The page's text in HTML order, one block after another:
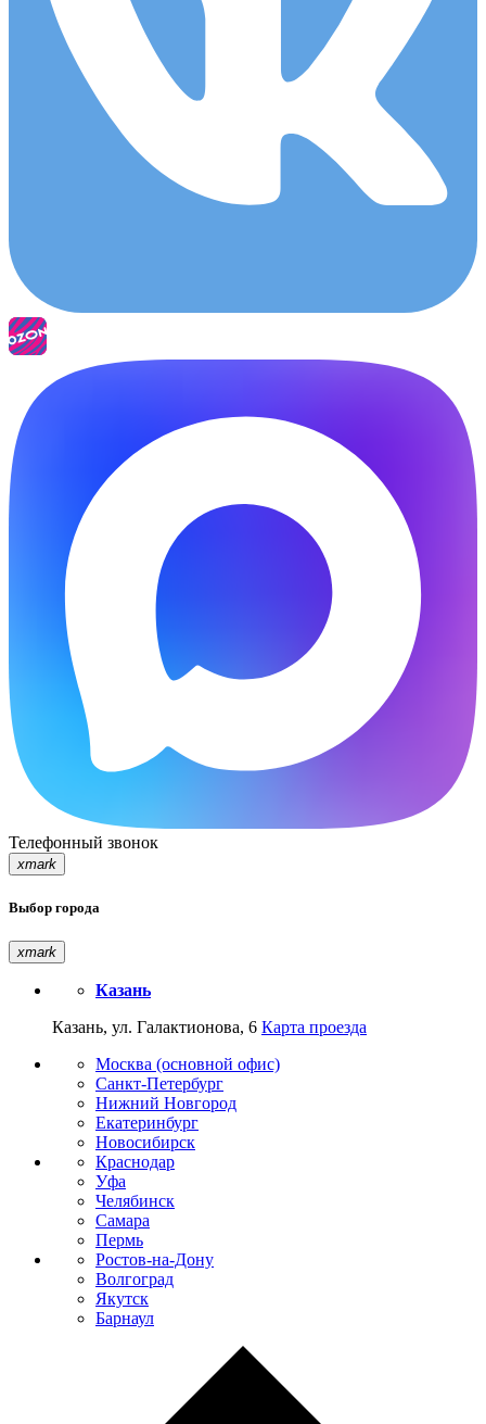
Телефонный звонок
xmark
Выбор города
xmark
Казань
Казань, ул. Галактионова, 6 Карта проезда
Москва (основной офис)
Санкт-Петербург
Нижний Новгород
Екатеринбург
Новосибирск
Краснодар
Уфа
Челябинск
Самара
Пермь
Ростов-на-Дону
Волгоград
Якутск
Барнаул